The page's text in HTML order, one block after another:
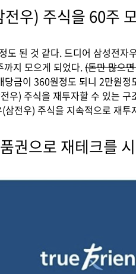
우) 주식을 60주
도 된 것 같다. 드디어 삼성전
지 모으게 되었다.(돈만 많으
당금이 360원정도 되니 2만원
우) 주식을 재투자할 수 있는
삼전우) 주식을 지속적으로 재
권으로 재테크를